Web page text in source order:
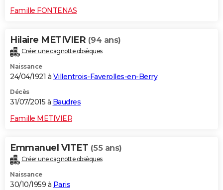
Famille FONTENAS
Hilaire METIVIER (94 ans)
Créer une cagnotte obsèques
Naissance
24/04/1921 à Villentrois-Faverolles-en-Berry
Décès
31/07/2015 à Baudres
Famille METIVIER
Emmanuel VITET (55 ans)
Créer une cagnotte obsèques
Naissance
30/10/1959 à Paris